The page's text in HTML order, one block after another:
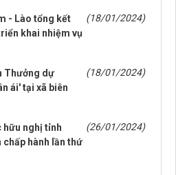
- Lào tổng kết
khai nhiệm vụ
(18/01/2024)
Thưởng dự
ái' tại xã biên
(18/01/2024)
hữu nghị tỉnh
chấp hành lần thứ
(26/01/2024)